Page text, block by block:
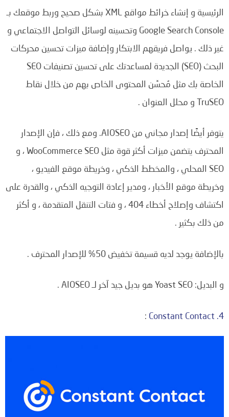
الرئيسية و إنشاء خرائط مواقع XML بشكل صحيح وربط موقعك بـ
Google Search Console وتحسينه لوسائل التواصل الاجتماعي و
غير ذلك . يواصل فريقهم الابتكار وإضافة ميزات تحسين محركات
البحث (SEO) الجديدة لمساعدتك على تحسين تصنيفات SEO
الخاصة بك مثل مُحسِّن المحتوى الخاص بهم من خلال نقاط
TruSEO و محلل العنوان .
يتوفر أيضًا إصدار مجاني من AIOSEO. ومع ذلك ، فإن الإصدار
المحترف يتضمن ميزات أكثر قوة مثل WooCommerce SEO ، و
SEO المحلي ، والمخطط الذكي ، وخريطة موقع الفيديو ،
وخريطة موقع الأخبار ، ومدير إعادة التوجيه الذكي ، والقدرة على
اكتشاف وإصلاح أخطاء 404 ، و فتات التنقل المتقدمة ، و أكثر
من ذلك بكثير .
بالإضافة يوجد لديه قسيمة تخفيض 50% للإصدار المحترف .
و البديل: Yoast SEO هو بديل جيد آخر لـ AIOSEO .
4. Constant Contact
: